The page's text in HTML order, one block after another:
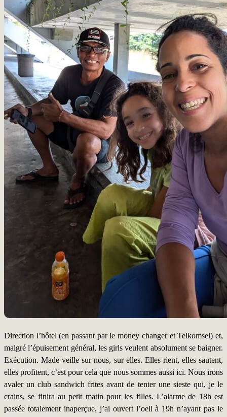
Direction l’hôtel (en passant par le money changer et Telkomsel) et,
malgré l’épuisement général, les girls veulent absolument se baigner.
Exécution. Made veille sur nous, sur elles. Elles rient, elles sautent,
elles profitent, c’est pour cela que nous sommes aussi ici. Nous irons
avaler un club sandwich frites avant de tenter une sieste qui, je le
crains, se finira au petit matin pour les filles. L’alarme de 18h est
passée totalement inaperçue, j’ai ouvert l’oeil à 19h n’ayant pas le